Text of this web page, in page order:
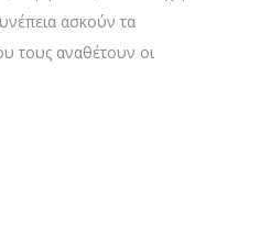
ασκούν τα
τους αναθέτουν οι